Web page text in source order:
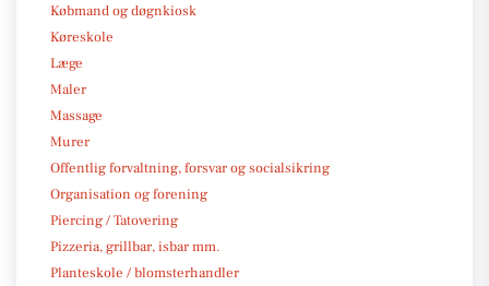
Købmand og døgnkiosk
Køreskole
Læge
Maler
Massage
Murer
Offentlig forvaltning, forsvar og socialsikring
Organisation og forening
Piercing / Tatovering
Pizzeria, grillbar, isbar mm.
Planteskole / blomsterhandler